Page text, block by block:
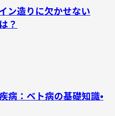
ン造りに欠かせない
？
病：ベト病の基礎知識・